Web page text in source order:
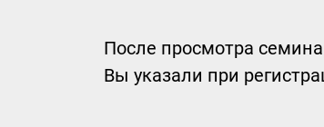
После просмотра
Вы указали при